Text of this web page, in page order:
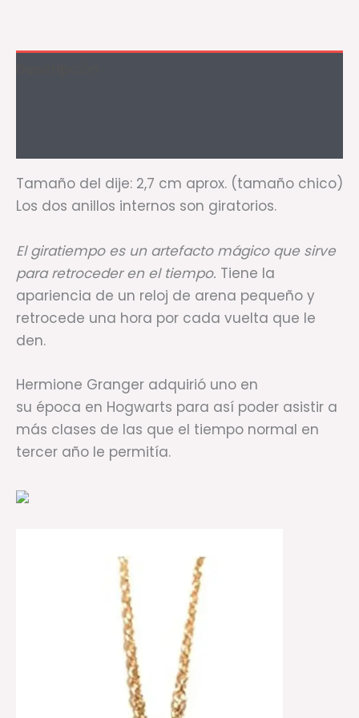
Tamaño del dije: 2,7 cm aprox. (tamaño chico)
Los dos anillos internos son giratorios.
El giratiempo es un artefacto mágico que sirve
para retroceder en el tiempo. Tiene la
apariencia de un reloj de arena pequeño y
retrocede una hora por cada vuelta que le
den.
Hermione Granger adquirió uno en
su época en Hogwarts para así poder asistir a
más clases de las que el tiempo normal en
tercer año le permitía.